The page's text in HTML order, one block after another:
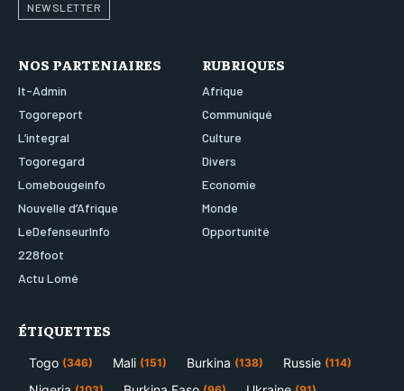
NEWSLETTER
NOS PARTENIAIRES
It-Admin
Togoreport
L’integral
Togoregard
Lomebougeinfo
Nouvelle d’Afrique
LeDefenseurInfo
228foot
Actu Lomé
RUBRIQUES
Afrique
Communiqué
Culture
Divers
Economie
Monde
Opportunité
ÉTIQUETTES
Togo (346) Mali (151) Burkina (138) Russie (114)